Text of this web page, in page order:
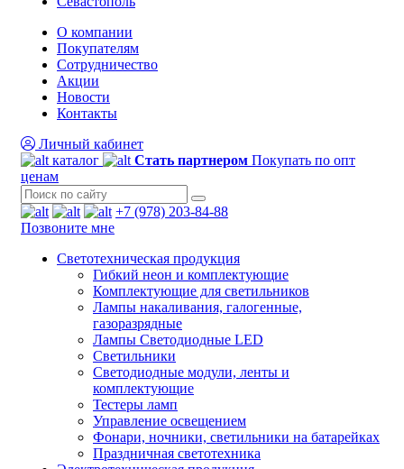
О компании
Покупателям
Сотрудничество
Акции
Новости
Контакты
Личный кабинет
каталог
Стать партнером Покупать по опт
ценам
+7 (978) 203-84-88
Позвоните мне
Светотехническая продукция
Гибкий неон и комплектующие
Комплектующие для светильников
Лампы накаливания, галогенные,
газоразрядные
Лампы Светодиодные LED
Светильники
Светодиодные модули, ленты и
комплектующие
Тестеры ламп
Управление освещением
Фонари, ночники, светильники на батарейках
Праздничная светотехника